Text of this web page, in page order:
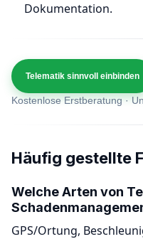
Dokumentation.
Telematik sinnvoll einbinden
Kostenlose Erstberatung ·
Häufig gestellte
Welche Arten von
GPS/Ortung,